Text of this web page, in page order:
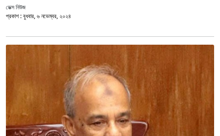
ডেক্স নিউজ
প্রকাশ :বুধবার, ৬ নভেম্বর, ২০২৪